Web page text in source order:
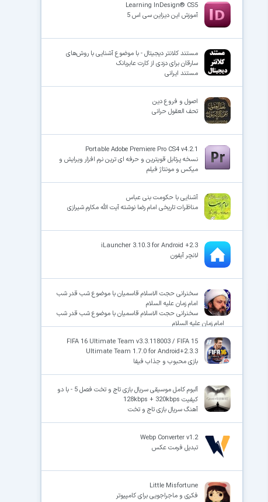
Learning InDesign® CS5
آموزش این دیزاین سی اس 5
مستند کلانتر دیجیتال - با موضوع آشنایی با روش‌های
سارقان برای دزدی از کارت عابربانک
مستند ایرانی
اصول و فروع دین
تحف العقول حرانی
Portable Adobe Premiere Pro CS4 v4.2.1
نسخه پرتابل قویترین و حرفه ای ترین نرم افزار ویرایش و
میکس و مونتاژ فیلم
آشنایی با حکومت بنی عباس
مناظرات تاریخی امام رضا نوشته آیت الله مکارم شیرازی
iLauncher 3.10.3 for Android +2.3
لانچر آیفون
سخنرانی حجت الاسلام قاسمیان با موضوع شب قدر شب
امام زمان علیه السلام
سخنرانی حجت الاسلام قاسمیان با موضوع شب قدر شب
امام زمان علیه السلام
FIFA 16 Ultimate Team v3.3.118003 / FIFA 15
Ultimate Team 1.7.0 for Android+2.3.3
بازی محبوب و جذاب فیفا
آلبوم کامل موسیقی سریال بازی تاج و تخت فصل 5 - با دو
کیفیت 128kbps + 320kbps
آهنگ سریال بازی تاج و تخت
Webp Converter v1.2
تبدیل فرمت عکس
Little Misfortune
فکری و ماجراجویی برای کامپیوتر